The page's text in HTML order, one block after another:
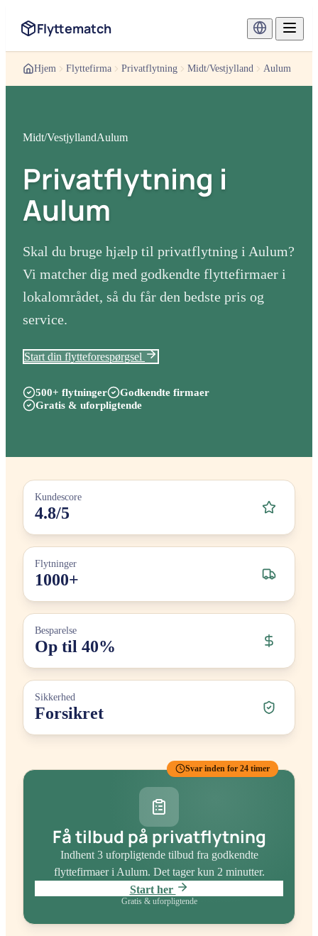
Flyttematch
Hjem Flyttefirma Privatflytning Midt/Vestjylland Aulum
Midt/VestjyllandAulum
Privatflytning i
Aulum
Skal du bruge hjælp til privatflytning i Aulum?
Vi matcher dig med godkendte flyttefirmaer i
lokalområdet, så du får den bedste pris og
service.
Start din flytteforespørgsel
500+ flytninger
Godkendte firmaer
Gratis & uforpligtende
Kundescore
4.8/5
Flytninger
1000+
Besparelse
Op til 40%
Sikkerhed
Forsikret
Få tilbud på privatflytning
Indhent 3 uforpligtende tilbud fra godkendte
flyttefirmaeri Aulum. Det tager kun 2 minutter.
Start her
Gratis & uforpligtende
Svar inden for 24 timer